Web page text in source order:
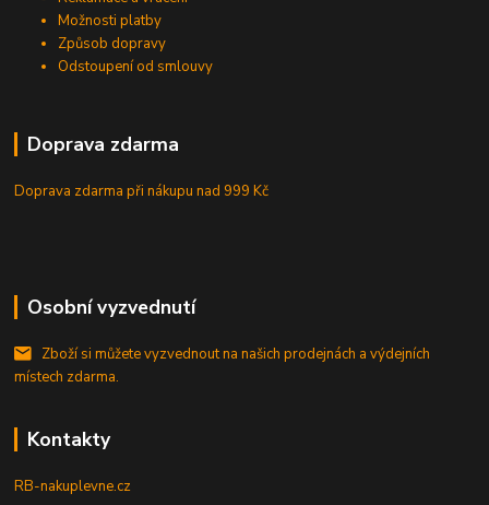
Možnosti platby
Způsob dopravy
Odstoupení od smlouvy
Doprava zdarma
Doprava zdarma při nákupunad 999 Kč
Osobní vyzvednutí
Zboží si můžete vyzvednout na našich prodejnách a výdejních
místech zdarma.
Kontakty
RB-nakuplevne.cz